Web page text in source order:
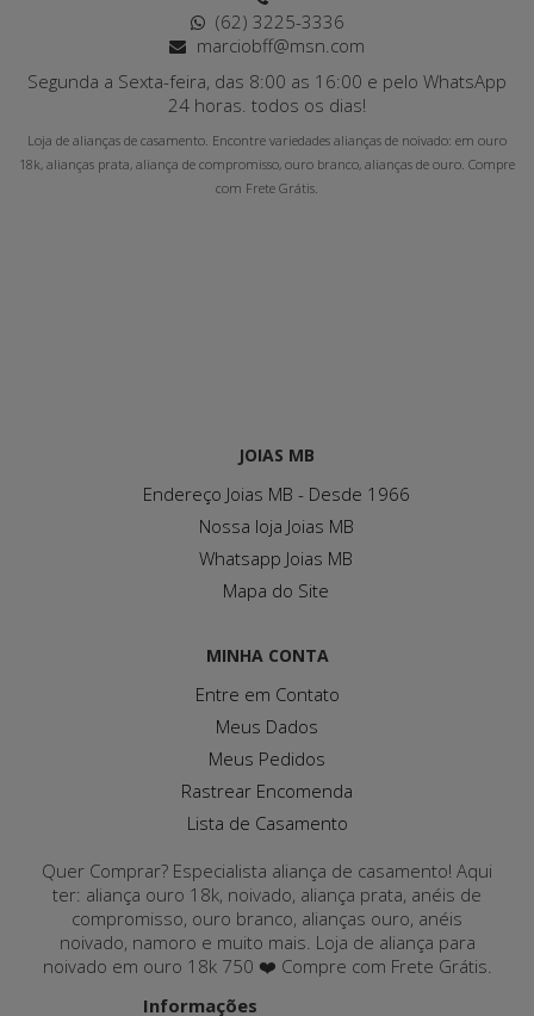
JOIAS MB
Endereço Joias MB - Desde 1966
Nossa loja Joias MB
Whatsapp Joias MB
Mapa do Site
MINHA CONTA
Entre em Contato
Meus Dados
Meus Pedidos
Rastrear Encomenda
Lista de Casamento
(62) 3225-3336
marciobff@msn.com
Segunda a Sexta-feira, das 8:00 as 16:00 e pelo WhatsApp
24 horas. todos os dias!
Loja de alianças de casamento. Encontre variedades alianças de noivado: em ouro
18k, alianças prata, aliança de compromisso, ouro branco, alianças de ouro. Compre
com Frete Grátis.
Quer Comprar? Especialista aliança de casamento! Aqui
ter: aliança ouro 18k, noivado, aliança prata, anéis de
compromisso, ouro branco, alianças ouro, anéis
noivado, namoro e muito mais. Loja de aliança para
noivado em ouro 18k 750 ❤️ Compre com Frete Grátis.
Informações